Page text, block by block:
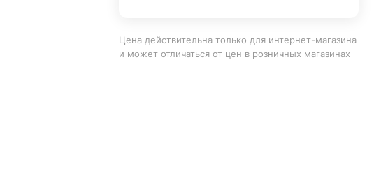
Цена действительна только для интернет-магазина
и может отличаться от цен в розничных магазинах